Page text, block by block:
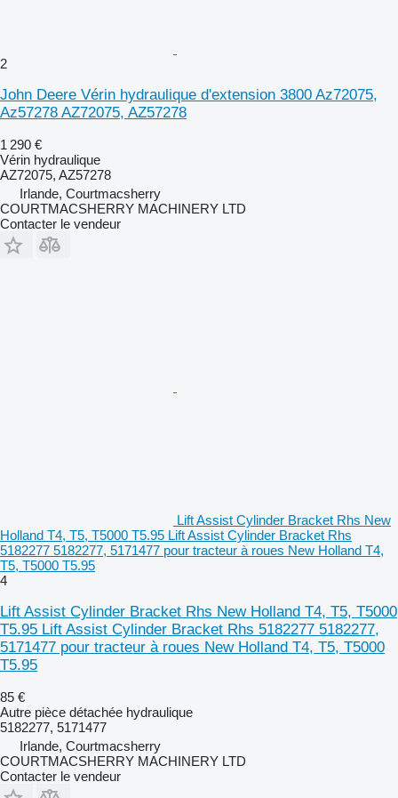
2
John Deere Vérin hydraulique d'extension 3800 Az72075,
Az57278 AZ72075, AZ57278
1 290 €
Vérin hydraulique
AZ72075, AZ57278
Irlande, Courtmacsherry
COURTMACSHERRY MACHINERY LTD
Contacter le vendeur
Lift Assist Cylinder Bracket Rhs New
Holland T4, T5, T5000 T5.95 Lift Assist Cylinder Bracket Rhs
5182277 5182277, 5171477 pour tracteur à roues New Holland T4,
T5, T5000 T5.95
4
Lift Assist Cylinder Bracket Rhs New Holland T4, T5, T5000
T5.95 Lift Assist Cylinder Bracket Rhs 5182277 5182277,
5171477 pour tracteur à roues New Holland T4, T5, T5000
T5.95
85 €
Autre pièce détachée hydraulique
5182277, 5171477
Irlande, Courtmacsherry
COURTMACSHERRY MACHINERY LTD
Contacter le vendeur